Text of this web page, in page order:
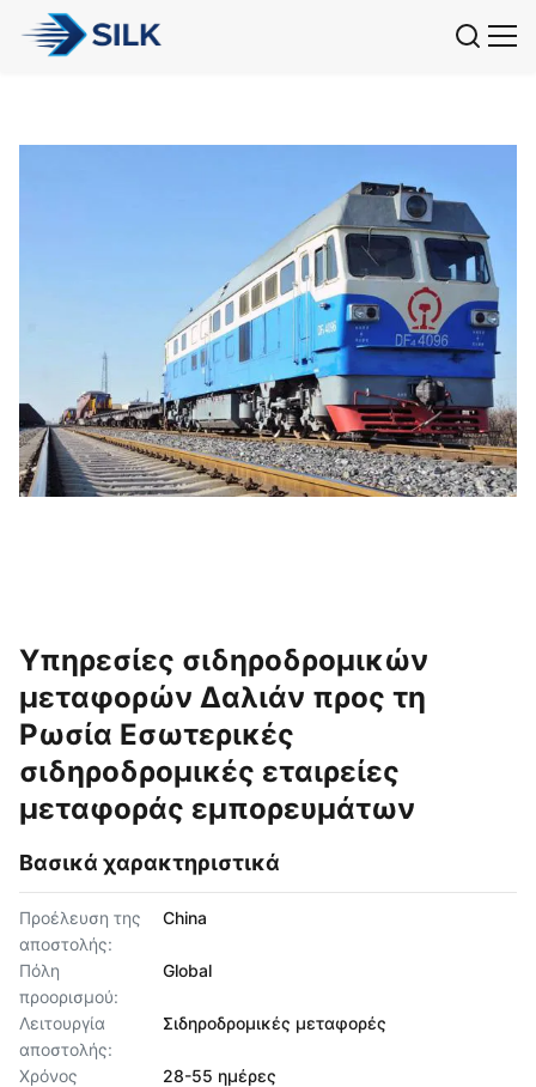
Υπηρεσίες σιδηροδρομικών
μεταφορών Δαλιάν προς τη
Ρωσία Εσωτερικές
σιδηροδρομικές εταιρείες
μεταφοράς εμπορευμάτων
Βασικά χαρακτηριστικά
Προέλευση της
αποστολής:
China
Πόλη
προορισμού:
Global
Λειτουργία
αποστολής:
Σιδηροδρομικές μεταφορές
Χρόνος
28-55 ημέρες